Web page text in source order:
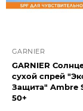
GARNIER
GARNIER
сухой спрей
Защита" Ambre
50+